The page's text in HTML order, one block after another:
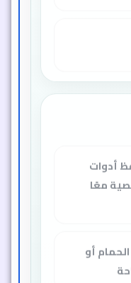
أدوات
معًا
أو